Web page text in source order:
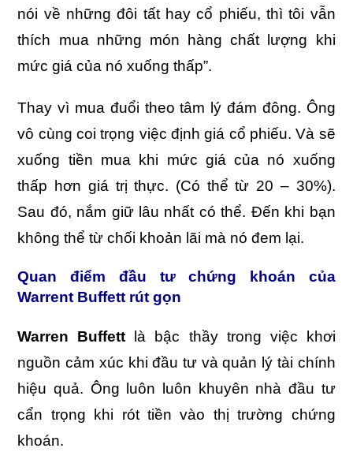
nói về những đôi tất hay cổ phiếu, thì tôi vẫn
thích mua những món hàng chất lượng khi
mức giá của nó xuống thấp”.
Thay vì mua đuổi theo tâm lý đám đông. Ông
vô cùng coi trọng việc định giá cổ phiếu. Và sẽ
xuống tiền mua khi mức giá của nó xuống
thấp hơn giá trị thực. (Có thể từ 20 – 30%).
Sau đó, nắm giữ lâu nhất có thể. Đến khi bạn
không thể từ chối khoản lãi mà nó đem lại.
Quan điểm đầu tư chứng khoán của
Warrent Buffett rút gọn
Warren Buffett là bậc thầy trong việc khơi
nguồn cảm xúc khi đầu tư và quản lý tài chính
hiệu quả. Ông luôn luôn khuyên nhà đầu tư
cẩn trọng khi rót tiền vào thị trường chứng
khoán.